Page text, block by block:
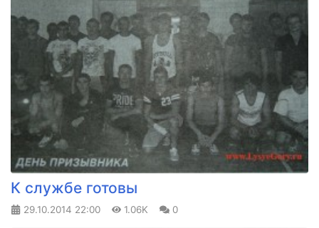
К службе готовы
29.10.2014 22:00 1.06K 0